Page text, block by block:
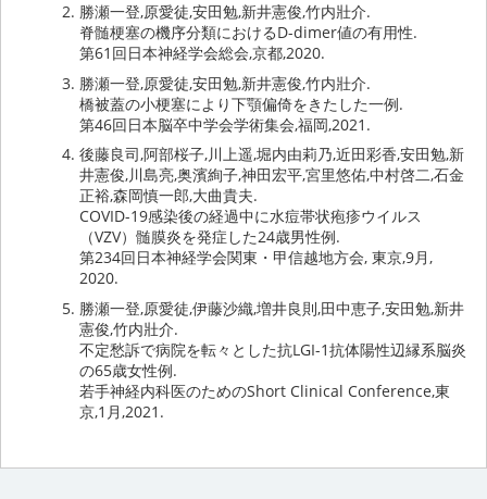
勝瀬一登,原愛徒,安田勉,新井憲俊,竹内壯介.
脊髄梗塞の機序分類におけるD-dimer値の有用性.
第61回日本神経学会総会,京都,2020.
勝瀬一登,原愛徒,安田勉,新井憲俊,竹内壯介.
橋被蓋の小梗塞により下顎偏倚をきたした一例.
第46回日本脳卒中学会学術集会,福岡,2021.
後藤良司,阿部桜子,川上遥,堀内由莉乃,近田彩香,安田勉,新
井憲俊,川島亮,奥濱絢子,神田宏平,宮里悠佑,中村啓二,石金
正裕,森岡慎一郎,大曲貴夫.
COVID-19感染後の経過中に水痘帯状疱疹ウイルス
（VZV）髄膜炎を発症した24歳男性例.
第234回日本神経学会関東・甲信越地方会, 東京,9月,
2020.
勝瀬一登,原愛徒,伊藤沙織,増井良則,田中恵子,安田勉,新井
憲俊,竹内壯介.
不定愁訴で病院を転々とした抗LGI-1抗体陽性辺縁系脳炎
の65歳女性例.
若手神経内科医のためのShort Clinical Conference,東
京,1月,2021.